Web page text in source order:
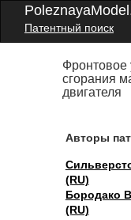
Патентный поиск
Фронтовое
сгорания
двигателя
Авторы
(RU)
Бородако
(RU)